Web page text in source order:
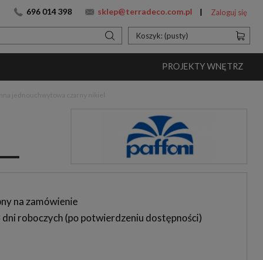
696 014 398 sklep@terradeco.com.pl Zaloguj się
Koszyk: (pusty)
PROJEKTY WNĘTRZ
na zamówienie
dni roboczych